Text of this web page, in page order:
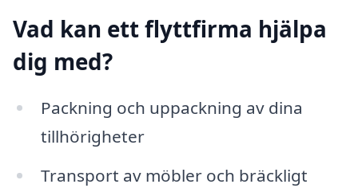
Vad kan ett flyttfirma hjälpa
dig med?
Packning och uppackning av dina
tillhörigheter
Transport av möbler och bräckligt